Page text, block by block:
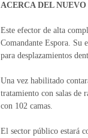
ACERCA DEL
Este efector de alta
Comandante Espora.
para desplazamientos
Una vez habilitado
tratamiento con salas de
con 102 camas.
El sector público estará